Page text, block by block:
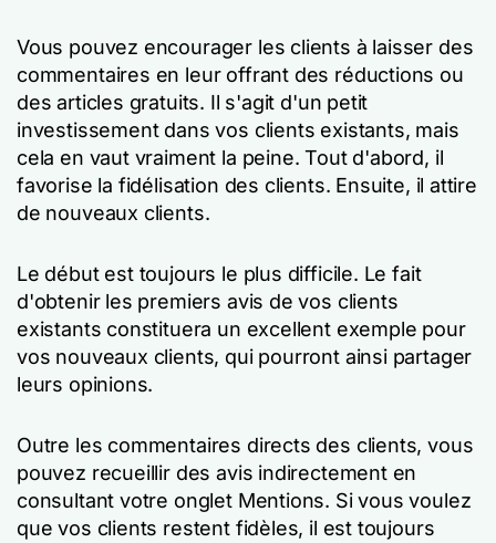
Vous pouvez encourager les clients à laisser des
commentaires en leur offrant des réductions ou
des articles gratuits. Il s'agit d'un petit
investissement dans vos clients existants, mais
cela en vaut vraiment la peine. Tout d'abord, il
favorise la fidélisation des clients. Ensuite, il attire
de nouveaux clients.
Le début est toujours le plus difficile. Le fait
d'obtenir les premiers avis de vos clients
existants constituera un excellent exemple pour
vos nouveaux clients, qui pourront ainsi partager
leurs opinions.
Outre les commentaires directs des clients, vous
pouvez recueillir des avis indirectement en
consultant votre onglet Mentions. Si vous voulez
que vos clients restent fidèles, il est toujours